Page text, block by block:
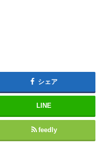
シェア
LINE
feedly